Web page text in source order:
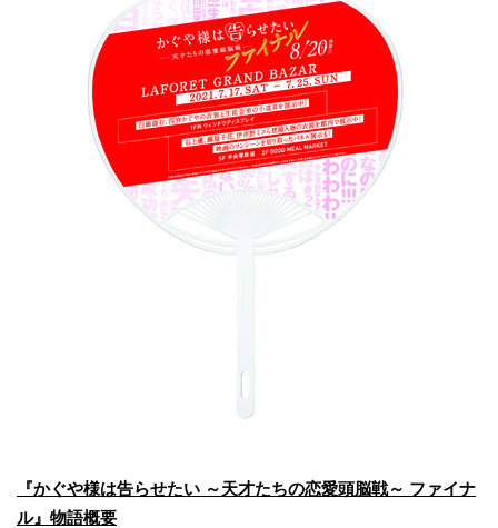
『かぐや様は告らせたい ～天才たちの恋愛頭脳戦～ ファイナ
ル』物語概要